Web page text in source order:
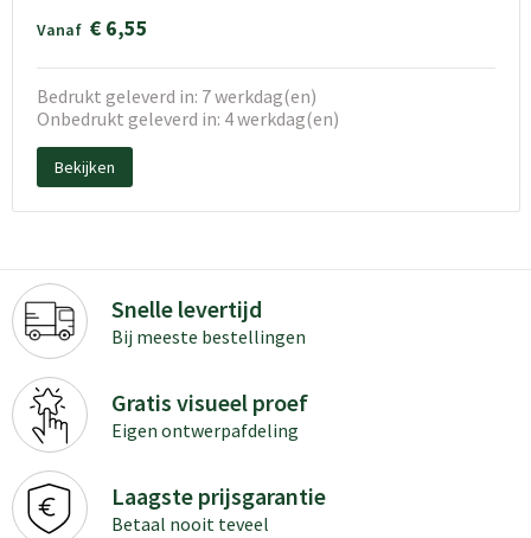
Vanaf € 6,55
Bedrukt geleverd in: 7 werkdag(en)
Onbedrukt geleverd in: 4 werkdag(en)
Bekijken
Snelle levertijd
Bij meeste bestellingen
Gratis visueel proef
Eigen ontwerpafdeling
Laagste prijsgarantie
Betaal nooit teveel